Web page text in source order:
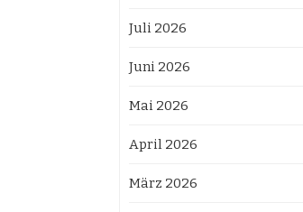
Juli 2026
Juni 2026
Mai 2026
April 2026
März 2026